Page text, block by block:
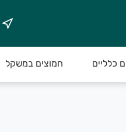
כלליים חמוצים במשקל